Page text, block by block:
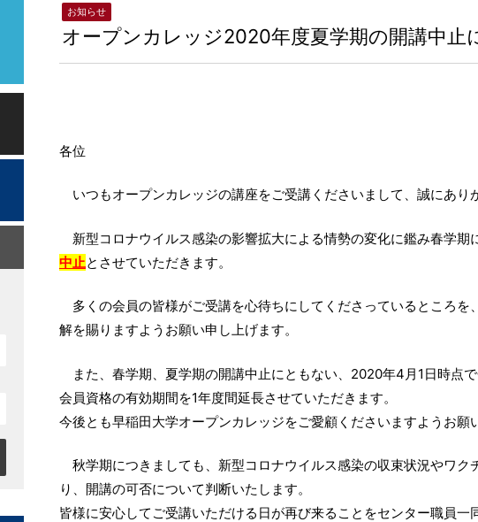
各校のご案内
本学学生へのご案内
お知らせ
オープンカレッジ2020年度夏学期の開講中止
各位
いつもオープンカレッジの講座をご受講くださいまして、誠にあり
新型コロナウイルス感染の影響拡大による情勢の変化に鑑み春学期
中止とさせていただきます。
多くの会員の皆様がご受講を心待ちにしてくださっているところを
解を賜りますようお願い申し上げます。
また、春学期、夏学期の開講中止にともない、2020年4月1日時点
会員資格の有効期間を1年度間延長させていただきます。
今後とも早稲田大学オープンカレッジをご愛顧くださいますようお願
秋学期につきましても、新型コロナウイルス感染の収束状況やワク
り、開講の可否について判断いたします。
皆様に安心してご受講いただける日が再び来ることをセンター職員一